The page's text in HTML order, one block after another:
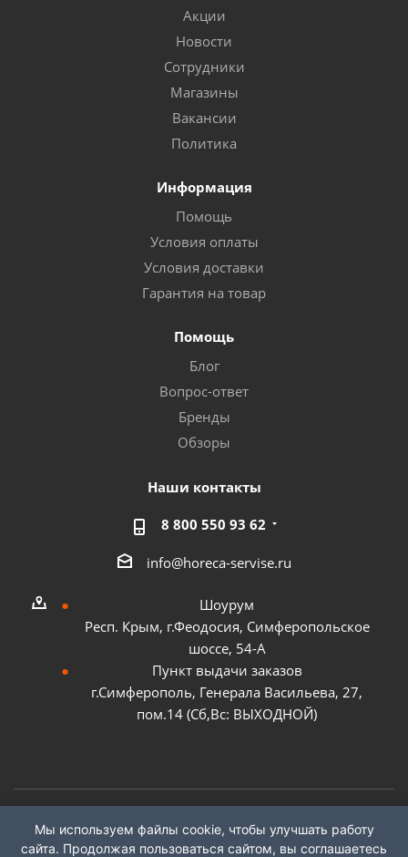
Акции
Новости
Сотрудники
Магазины
Вакансии
Политика
Информация
Помощь
Условия оплаты
Условия доставки
Гарантия на товар
Помощь
Блог
Вопрос-ответ
Бренды
Обзоры
Наши контакты
8 800 550 93 62
info@horeca-servise.ru
Шоурум
Респ. Крым, г.Феодосия, Симферопольское
шоссе, 54-А
Пункт выдачи заказов
г.Симферополь, Генерала Васильева, 27,
пом.14 (Сб,Вс: ВЫХОДНОЙ)
2026 ©ГК "ХоРеКа Сервис"
Мы используем файлы cookie, чтобы улучшать работу
сайта. Продолжая пользоваться сайтом, вы соглашаетесь